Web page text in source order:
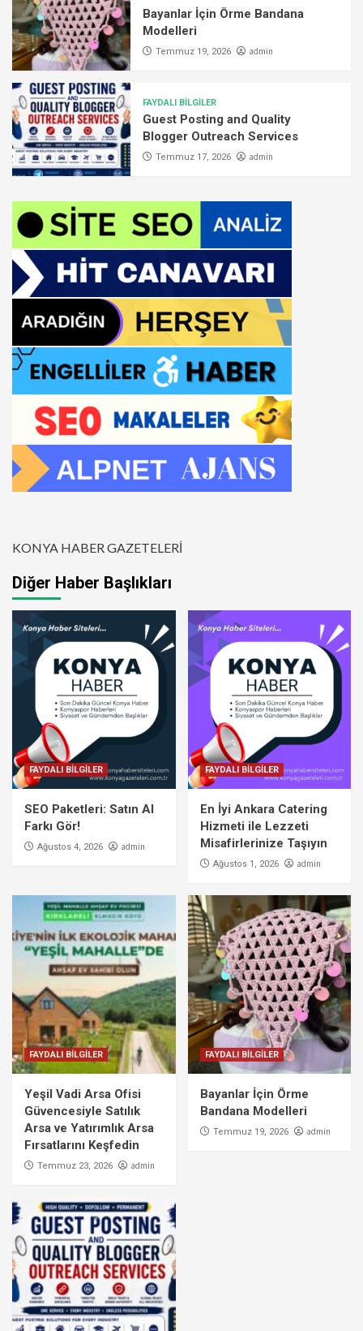
Bayanlar İçin Örme Bandana
Modelleri
Temmuz 19, 2026 admin
FAYDALI BİLGİLER
Guest Posting and Quality
Blogger Outreach Services
Temmuz 17, 2026 admin
KONYA HABER GAZETELERİ
Diğer Haber Başlıkları
FAYDALI BİLGİLER
SEO Paketleri: Satın Al
Farkı Gör!
Ağustos 4, 2026 admin
FAYDALI BİLGİLER
En İyi Ankara Catering
Hizmeti ile Lezzeti
Misafirlerinize Taşıyın
Ağustos 1, 2026 admin
FAYDALI BİLGİLER
Yeşil Vadi Arsa Ofisi
Güvencesiyle Satılık
Arsa ve Yatırımlık Arsa
Fırsatlarını Keşfedin
Temmuz 23, 2026 admin
FAYDALI BİLGİLER
Bayanlar İçin Örme
Bandana Modelleri
Temmuz 19, 2026 admin